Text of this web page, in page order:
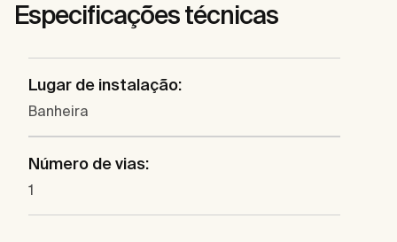
Especificações técnicas
Lugar de instalação:
Banheira
Número de vias:
1